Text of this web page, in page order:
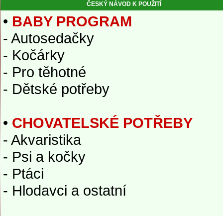
ČESKÝ NÁVOD K POUŽITÍ
• BABY PROGRAM
- Autosedačky
- Kočárky
- Pro těhotné
- Dětské potřeby
• CHOVATELSKÉ POTŘEBY
- Akvaristika
- Psi a kočky
- Ptáci
- Hlodavci a ostatní